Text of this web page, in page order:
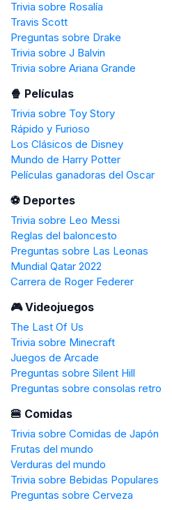
Trivia sobre Rosalía
Travis Scott
Preguntas sobre Drake
Trivia sobre J Balvin
Trivia sobre Ariana Grande
🍿 Películas
Trivia sobre Toy Story
Rápido y Furioso
Los Clásicos de Disney
Mundo de Harry Potter
Películas ganadoras del Oscar
️⚽️ Deportes
Trivia sobre Leo Messi
Reglas del baloncesto
Preguntas sobre Las Leonas
Mundial Qatar 2022
Carrera de Roger Federer
🎮 Videojuegos
The Last Of Us
Trivia sobre Minecraft
Juegos de Arcade
Preguntas sobre Silent Hill
Preguntas sobre consolas retro
🍔 Comidas
Trivia sobre Comidas de Japón
Frutas del mundo
Verduras del mundo
Trivia sobre Bebidas Populares
Preguntas sobre Cerveza